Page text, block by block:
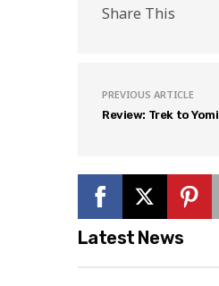
Share This
PREVIOUS ARTICLE
Review: Trek to Yomi
Latest News